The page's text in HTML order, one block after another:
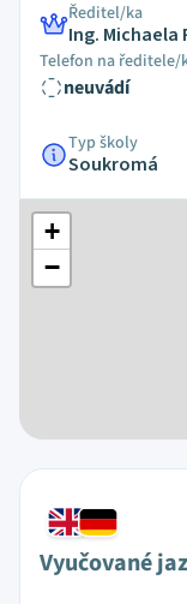
Ředitel/ka
Ing. Michaela
Telefon na ředitele/
neuvádí
Typ školy
Soukromá
+
−
Vyučované